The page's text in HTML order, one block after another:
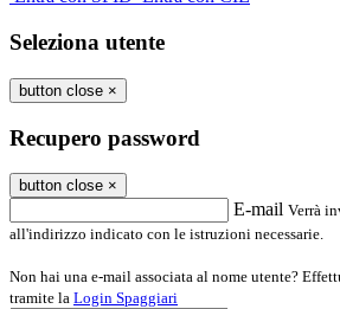
Seleziona utente
button close ×
Recupero password
button close ×
E-mail Verrà
all'indirizzo indicato con le istruzioni necessarie.
Non hai una e-mail associata al nome utente?
tramite la Login Spaggiari